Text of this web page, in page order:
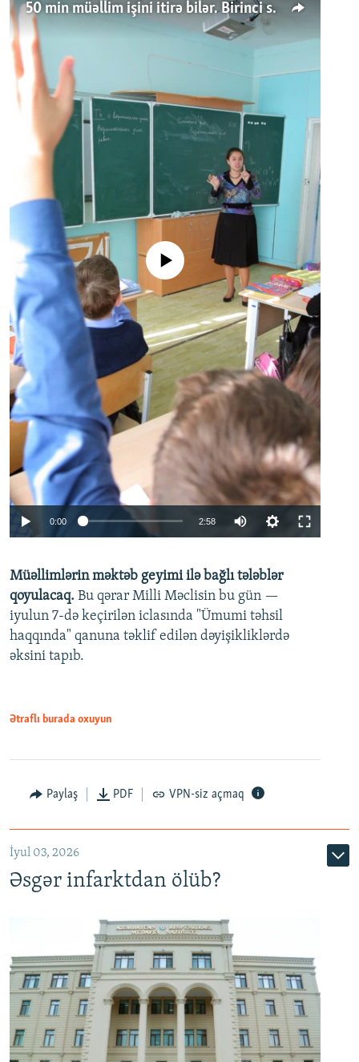
50 min müəllim işini itirə bilər. Birinci sinfə gedənlər azalır
Auto 240p 360p 480p
720p 1080p
No media source currently available
0:00 2:58
360p
480p
720p
Müəllimlərin məktəb geyimi ilə bağlı tələblər
qoyulacaq. Bu qərar Milli Məclisin bu gün —
iyulun 7-də keçirilən iclasında "Ümumi təhsil
haqqında" qanuna təklif edilən dəyişikliklərdə
əksini tapıb.
Ətraflı burada oxuyun
Paylaş PDF VPN-siz açmaq
İyul 03, 2026
Əsgər infarktdan ölüb?